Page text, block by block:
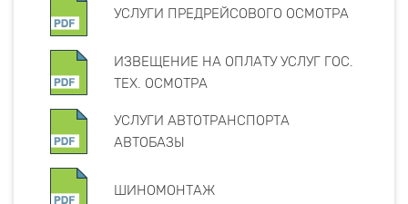
УСЛУГИ ПРЕДРЕЙСОВОГО ОСМОТРА
ИЗВЕЩЕНИЕ НА ОПЛАТУ УСЛУГ ГОС.
ТЕХ. ОСМОТРА
УСЛУГИ АВТОТРАНСПОРТА
АВТОБАЗЫ
ШИНОМОНТАЖ